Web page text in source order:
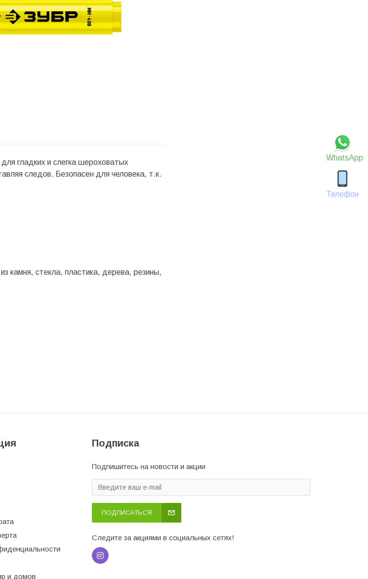
WhatsApp
Телефон
гладких и слегка шероховатых
следов. Безопасен для человека, т.к.
камня, стекла, пластика, дерева, резины,
и домов
Подписка
Подпишитесь на новости и акции
ПОДПИСАТЬСЯ
Следите за акциями в социальных сетях!